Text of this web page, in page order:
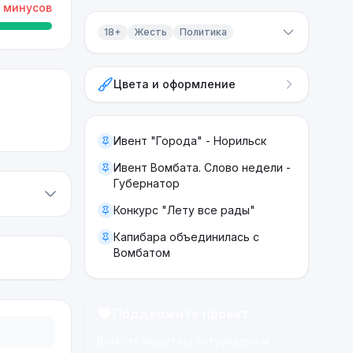
минусов
18+ Жесть Политика
ЖестьЦвета и оформление
Ивент "Города" - Норильск
Ивент Вомбата. Слово недели -
Губернатор
Конкурс "Лету все рады"
Капибара объединилась с
Вомбатом